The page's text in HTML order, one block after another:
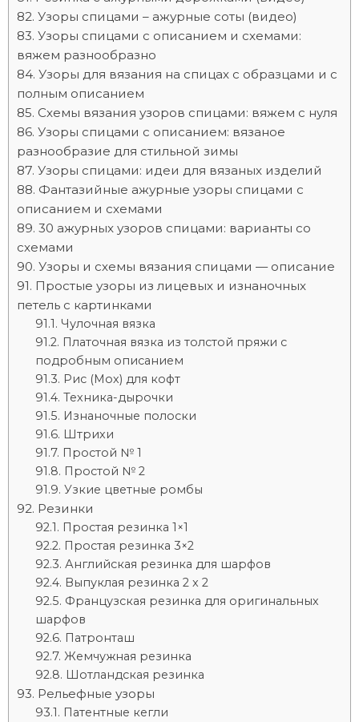
Узоры спицами – ажурные соты (видео)
Узоры спицами с описанием и схемами:
вяжем разнообразно
Узоры для вязания на спицах с образцами и с
полным описанием
Схемы вязания узоров спицами: вяжем с нуля
Узоры спицами с описанием: вязаное
разнообразие для стильной зимы
Узоры спицами: идеи для вязаных изделий
Фантазийные ажурные узоры спицами с
описанием и схемами
30 ажурных узоров спицами: варианты со
схемами
Узоры и схемы вязания спицами — описание
Простые узоры из лицевых и изнаночных
петель с картинками
Чулочная вязка
Платочная вязка из толстой пряжи с
подробным описанием
Рис (Мох) для кофт
Техника-дырочки
Изнаночные полоски
Штрихи
Простой № 1
Простой № 2
Узкие цветные ромбы
Резинки
Простая резинка 1×1
Простая резинка 3×2
Английская резинка для шарфов
Выпуклая резинка 2 x 2
Французская резинка для оригинальных
шарфов
Патронташ
Жемчужная резинка
Шотландская резинка
Рельефные узоры
Патентные кегли